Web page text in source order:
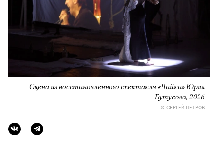
Сцена из восстановленного спектакля «Чайка» Юрия
Бутусова, 2026
© СЕРГЕЙ ПЕТРОВ